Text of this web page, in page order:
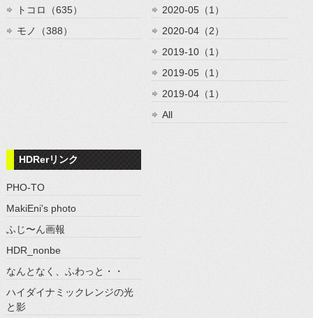
トコロ（635）
モノ（388）
2020-05（1）
2020-04（2）
2019-10（1）
2019-05（1）
2019-04（1）
All
HDRerリンク
PHO-TO
MakiEni's photo
ふじ〜ん画報
HDR_nonbe
なんとなく、ふわっと・・
ハイダイナミックレンジの光
と影